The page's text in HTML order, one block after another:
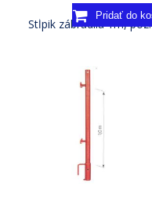
Stĺpik zábradlia 1m, poz.